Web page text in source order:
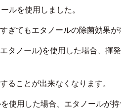
ルを使用しました。
ぎてもエタノールの除菌効果
タノール)を使用した場合、揮
ることが出来なくなります。
使用した場合、エタノールが